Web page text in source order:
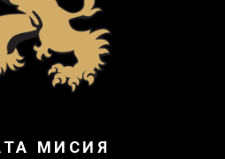
МИСИЯ